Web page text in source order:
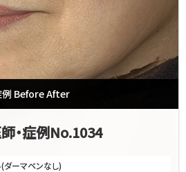
例 Before After
・症例No.1034
ダーマペンなし)